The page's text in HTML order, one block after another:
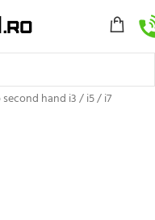
hand i3 / i5 / i7